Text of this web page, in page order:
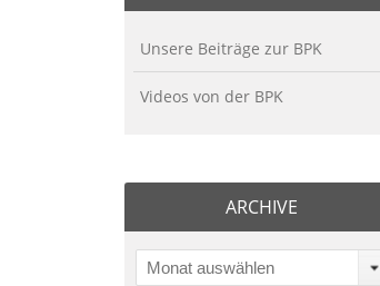
Unsere Beiträge zur BPK
Videos von der BPK
ARCHIVE
Monat auswählen